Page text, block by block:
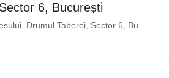
6, București
Taberei, Sector 6, Bucharest, 061934, Romania